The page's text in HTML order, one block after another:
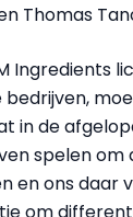
Thomas
in de
spelen
en ons daar
om